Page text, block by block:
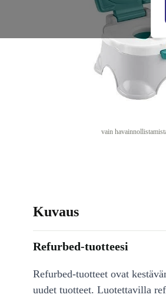
vain
Kuvaus
Refurbed-tuotteesi
Refurbed-tuotteet ovat
uudet tuotteet. Luotettavilla